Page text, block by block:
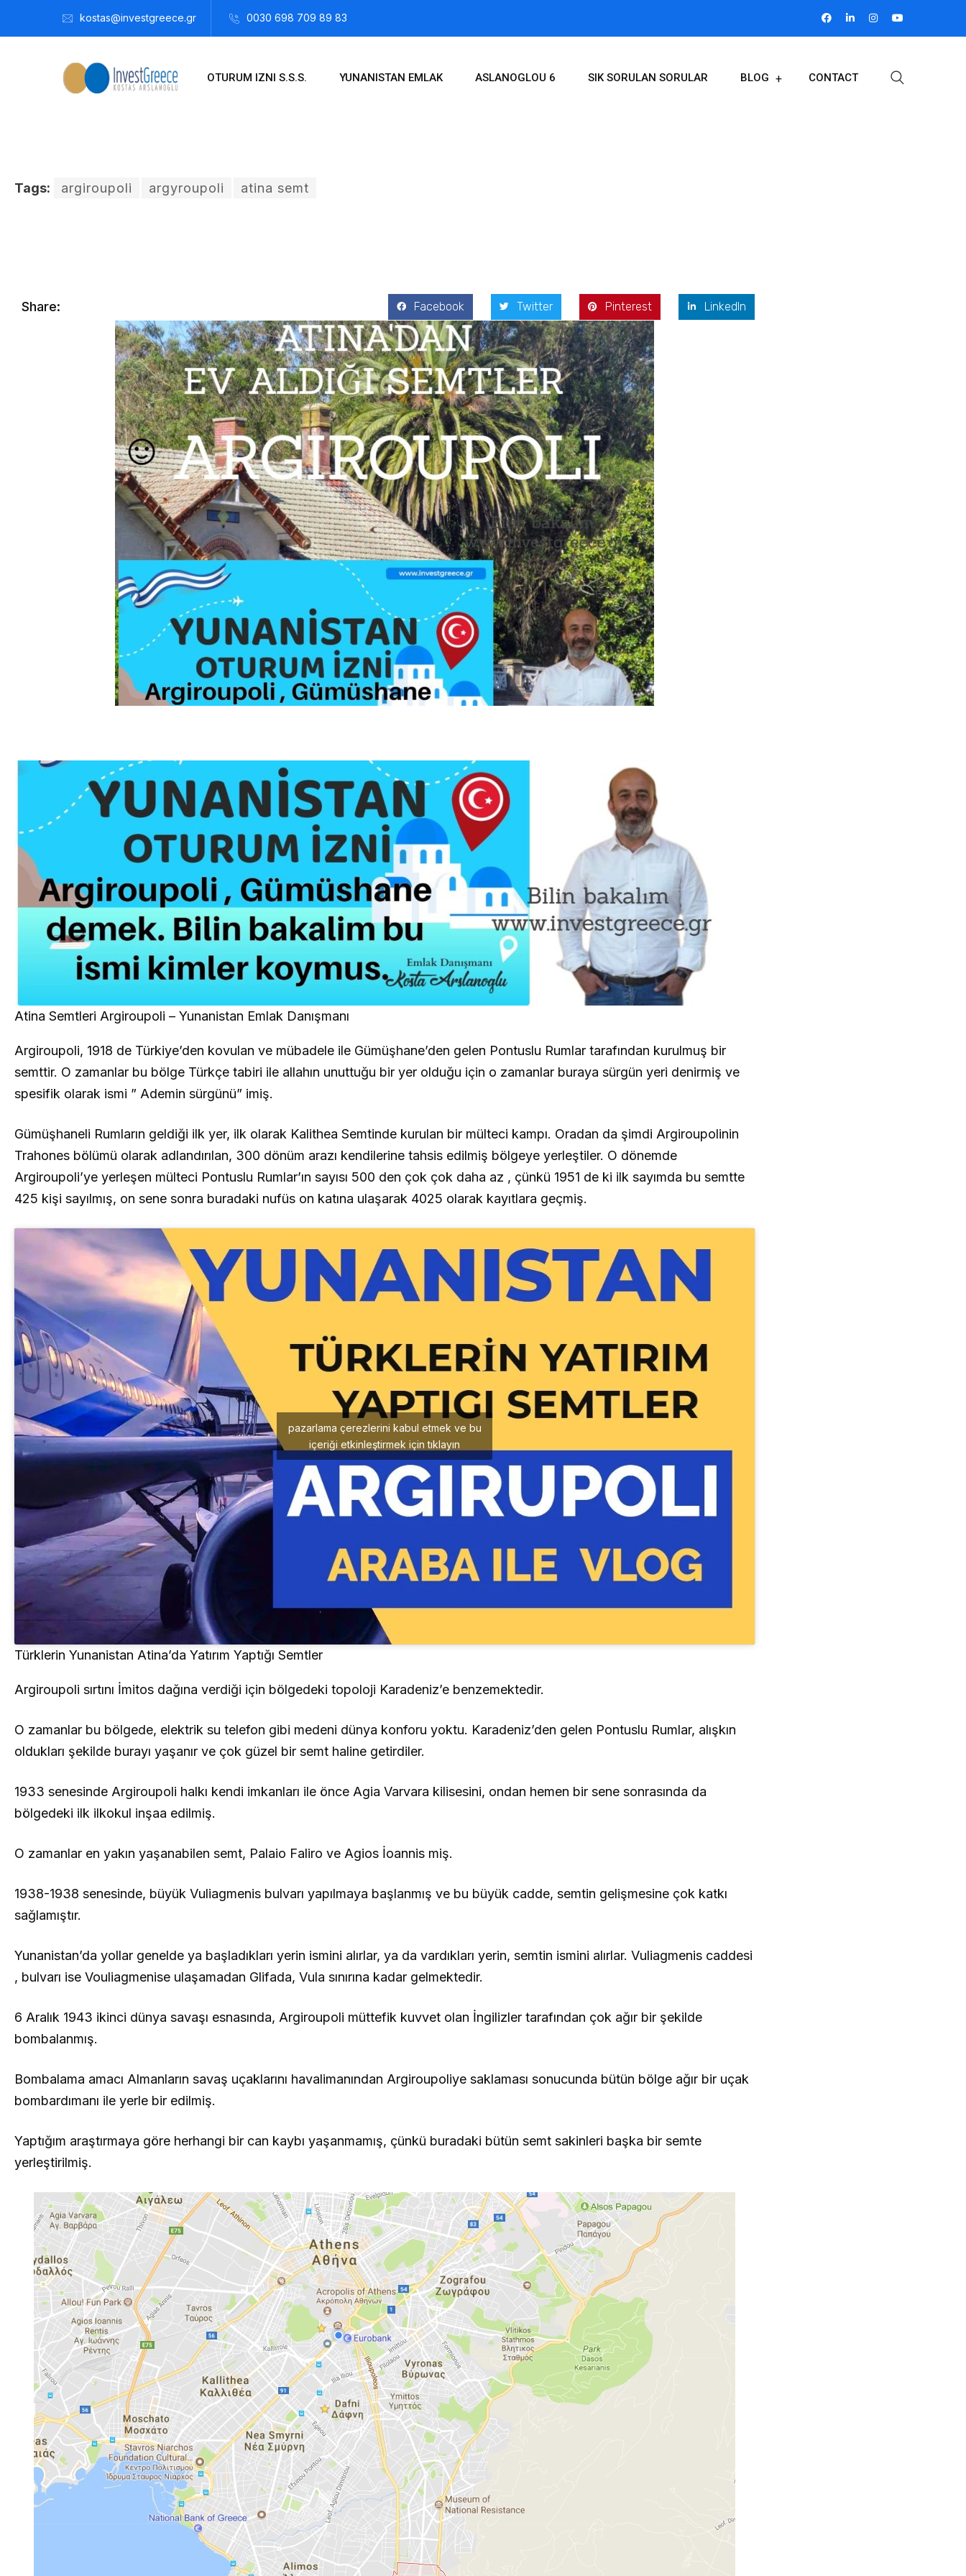
kostas@investgreece.gr 0030 698 709 89 83
OTURUM IZNI S.S.S. YUNANISTAN EMLAK ASLANOGLOU 6 SIK SORULAN SORULAR BLOG CONTACT
Tags: argiroupoli argyroupoli atina semt
Share: Facebook Twitter Pinterest LinkedIn
Atina Semtleri Argiroupoli – Yunanistan Emlak Danışmanı
Argiroupoli, 1918 de Türkiye’den kovulan ve mübadele ile Gümüşhane’den gelen Pontuslu Rumlar tarafından kurulmuş bir
semttir. O zamanlar bu bölge Türkçe tabiri ile allahın unuttuğu bir yer olduğu için o zamanlar buraya sürgün yeri denirmiş ve
spesifik olarak ismi ” Ademin sürgünü” imiş.
Gümüşhaneli Rumların geldiği ilk yer, ilk olarak Kalithea Semtinde kurulan bir mülteci kampı. Oradan da şimdi Argiroupolinin
Trahones bölümü olarak adlandırılan, 300 dönüm arazı kendilerine tahsis edilmiş bölgeye yerleştiler. O dönemde
Argiroupoli’ye yerleşen mülteci Pontuslu Rumlar’ın sayısı 500 den çok çok daha az , çünkü 1951 de ki ilk sayımda bu semtte
425 kişi sayılmış, on sene sonra buradaki nufüs on katına ulaşarak 4025 olarak kayıtlara geçmiş.
pazarlama çerezlerini kabul etmek ve bu
içeriği etkinleştirmek için tıklayın
Türklerin Yunanistan Atina’da Yatırım Yaptığı Semtler
Argiroupoli sırtını İmitos dağına verdiği için bölgedeki topoloji Karadeniz’e benzemektedir.
O zamanlar bu bölgede, elektrik su telefon gibi medeni dünya konforu yoktu. Karadeniz’den gelen Pontuslu Rumlar, alışkın
oldukları şekilde burayı yaşanır ve çok güzel bir semt haline getirdiler.
1933 senesinde Argiroupoli halkı kendi imkanları ile önce Agia Varvara kilisesini, ondan hemen bir sene sonrasında da
bölgedeki ilk ilkokul inşaa edilmiş.
O zamanlar en yakın yaşanabilen semt, Palaio Faliro ve Agios İoannis miş.
1938-1938 senesinde, büyük Vuliagmenis bulvarı yapılmaya başlanmış ve bu büyük cadde, semtin gelişmesine çok katkı
sağlamıştır.
Yunanistan’da yollar genelde ya başladıkları yerin ismini alırlar, ya da vardıkları yerin, semtin ismini alırlar. Vuliagmenis caddesi
, bulvarı ise Vouliagmenise ulaşamadan Glifada, Vula sınırına kadar gelmektedir.
6 Aralık 1943 ikinci dünya savaşı esnasında, Argiroupoli müttefik kuvvet olan İngilizler tarafından çok ağır bir şekilde
bombalanmış.
Bombalama amacı Almanların savaş uçaklarını havalimanından Argiroupoliye saklaması sonucunda bütün bölge ağır bir uçak
bombardımanı ile yerle bir edilmiş.
Yaptığım araştırmaya göre herhangi bir can kaybı yaşanmamış, çünkü buradaki bütün semt sakinleri başka bir semte
yerleştirilmiş.